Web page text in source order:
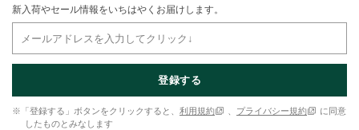
新入荷やセール情報をいちはやくお届けします。
登録する
※「登録する」ボタンをクリックすると、 利用規約 プライバシー規約
に同意
したものとみなします